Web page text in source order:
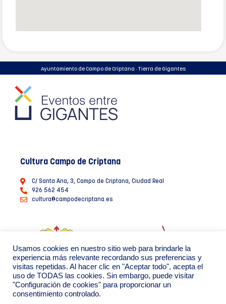
Ayuntamiento de Campo de Criptana · Tierra de Gigantes
Cultura Campo de Criptana
C/ Santa Ana, 3, Campo de Criptana, Ciudad Real
926 562 454
cultura@campodecriptana.es
Ayuntamiento de Campo de Criptana 2022
Usamos cookies en nuestro sitio web para brindarle la
experiencia más relevante recordando sus preferencias y
visitas repetidas. Al hacer clic en "Aceptar todo", acepta el
uso de TODAS las cookies. Sin embargo, puede visitar
"Configuración de cookies" para proporcionar un
consentimiento controlado.